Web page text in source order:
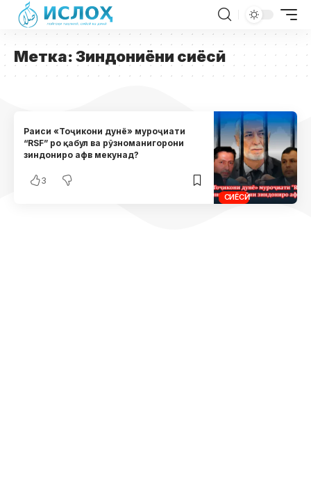
Метка:Зиндониёни сиёсӣ
СИЁСӢ
Раиси «Тоҷикони дунё» муроҷиати
“RSF” ро қабул ва рӯзноманигорони
зиндониро афв мекунад?
3